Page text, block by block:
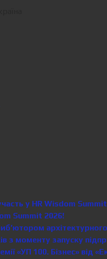
у HR Wisdom
Summit 2026!
з моменту запуску
«УП 100. Бізнес» від